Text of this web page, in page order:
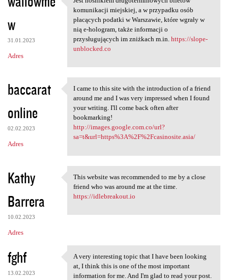
w
31.01.2023
Adres
Jest nośnikiem
komunikacji miejskiej, a w przypadku osób
płacących podatki w Warszawie, które wgrały w
nią e-hologram, także informacji o
przysługujących im zniżkach m.in. https://slope-
unblocked.co
baccarat
online
02.02.2023
Adres
I came to this site with the
I came to this site with the introduction of a friend
around me and I was very impressed when I found
your writing. I'll come back often after
bookmarking!
http://images.google.com.co/url?
sa=t&url=https%3A%2F%2Fcasinosite.asia/
Kathy
Barrera
10.02.2023
Adres
This website was recommended
This website was recommended to me by a close
friend who was around me at the time.
https://idlebreakout.io
fghf
13.02.2023
A very interesting topic that
A very interesting topic that I have been looking
at, I think this is one of the most important
information for me. And I'm glad to read your post.